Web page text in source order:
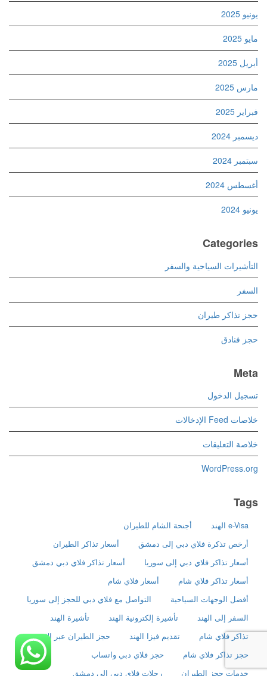
يونيو 2025
مايو 2025
أبريل 2025
مارس 2025
فبراير 2025
ديسمبر 2024
سبتمبر 2024
أغسطس 2024
يونيو 2024
Categories
التأشيرات السياحية والسفر
السفر
حجز تذاكر طيران
حجز فنادق
Meta
تسجيل الدخول
خلاصات Feed الإدخالات
خلاصة التعليقات
WordPress.org
Tags
e-Visa الهند
أجنحة الشام للطيران
أرخص تذكرة فلاي دبي إلى دمشق
أسعار تذاكر الطيران
أسعار تذاكر فلاي دبي إلى سوريا
أسعار تذاكر فلاي دبي دمشق
أسعار تذاكر فلاي شام
أسعار فلاي شام
أفضل الوجهات السياحية
التواصل مع فلاي دبي للحجز إلى سوريا
السفر إلى الهند
تأشيرة إلكترونية الهند
تأشيرة الهند
تذاكر فلاي شام
تقديم فيزا الهند
حجز الطيران عبر الإنترنت
حجز تذاكر فلاي شام
حجز فلاي دبي واتساب
خدمات حجز الطيران
رحلات فلاي دبي إلى دمشق